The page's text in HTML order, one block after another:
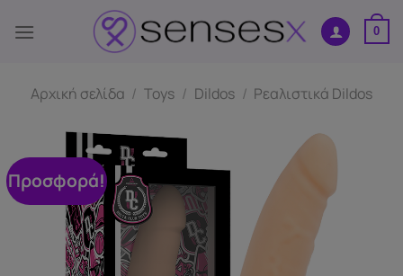
στο
0
Αρχική σελίδα / Toys / Dildos / Ρεαλιστικά Dildos
Προσφορά!